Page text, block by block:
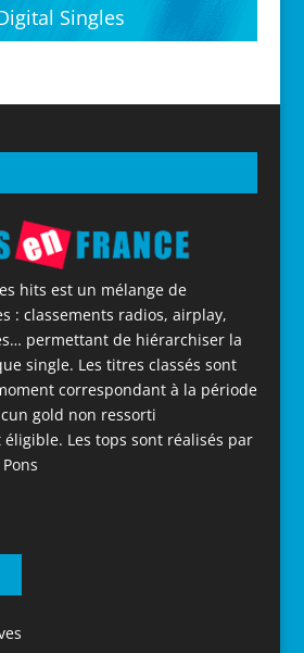
Singles
hits est un mélange de
: classements radios, airplay,
permettant de hiérarchiser la
single. Les titres classés sont
correspondant à la période
gold non ressorti
éligible. Les tops sont réalisés par